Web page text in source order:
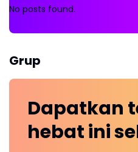
No posts found.
Grup
Dapatkan
hebat ini